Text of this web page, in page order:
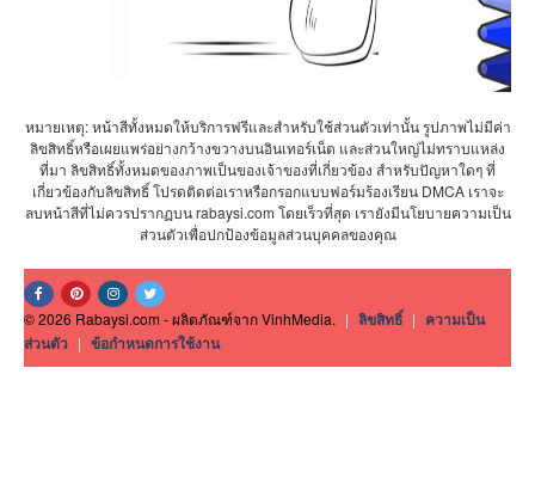
หมายเหตุ: หน้าสีทั้งหมดให้บริการฟรีและสำหรับใช้ส่วนตัวเท่านั้น รูปภาพไม่มีค่า
ลิขสิทธิ์หรือเผยแพร่อย่างกว้างขวางบนอินเทอร์เน็ต และส่วนใหญ่ไม่ทราบแหล่ง
ที่มา ลิขสิทธิ์ทั้งหมดของภาพเป็นของเจ้าของที่เกี่ยวข้อง สำหรับปัญหาใดๆ ที่
เกี่ยวข้องกับลิขสิทธิ์ โปรดติดต่อเราหรือกรอกแบบฟอร์มร้องเรียน DMCA เราจะ
ลบหน้าสีที่ไม่ควรปรากฏบน rabaysi.com โดยเร็วที่สุด เรายังมีนโยบายความเป็น
ส่วนตัวเพื่อปกป้องข้อมูลส่วนบุคคลของคุณ
© 2026 Rabaysi.com - ผลิตภัณฑ์จาก VinhMedia. | ลิขสิทธิ์ | ความเป็น
ส่วนตัว | ข้อกำหนดการใช้งาน